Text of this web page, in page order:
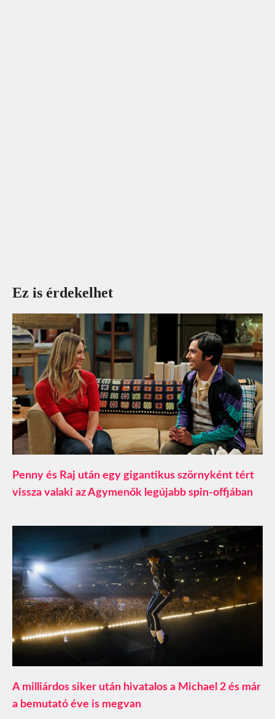
Ez is érdekelhet
Penny és Raj után egy gigantikus szörnyként tért
vissza valaki az Agymenők legújabb spin-offjában
A milliárdos siker után hivatalos a Michael 2 és már
a bemutató éve is megvan